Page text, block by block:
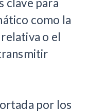
como la
o el
por los